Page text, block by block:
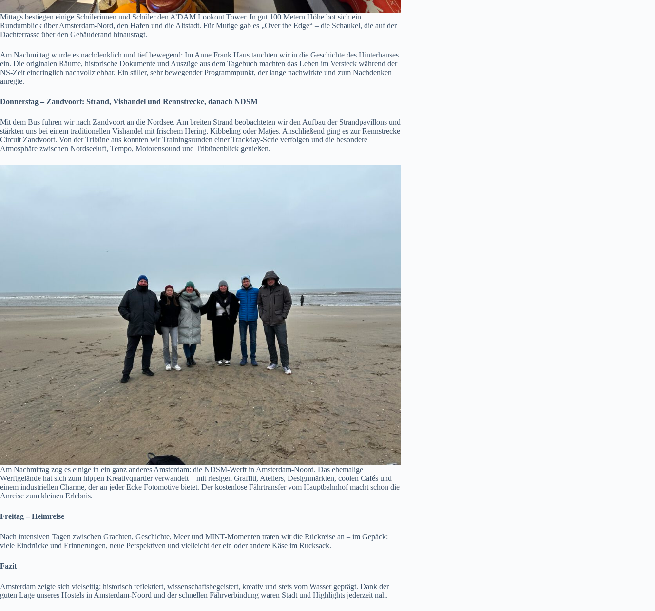
Mittags bestiegen einige Schülerinnen und Schüler den A’DAM Lookout Tower. In gut 100 Metern Höhe bot sich ein
Rundumblick über Amsterdam-Nord, den Hafen und die Altstadt. Für Mutige gab es „Over the Edge“ – die Schaukel, die auf der
Dachterrasse über den Gebäuderand hinausragt.
Am Nachmittag wurde es nachdenklich und tief bewegend: Im Anne Frank Haus tauchten wir in die Geschichte des Hinterhauses
ein. Die originalen Räume, historische Dokumente und Auszüge aus dem Tagebuch machten das Leben im Versteck während der
NS-Zeit eindringlich nachvollziehbar. Ein stiller, sehr bewegender Programmpunkt, der lange nachwirkte und zum Nachdenken
anregte.
Donnerstag – Zandvoort: Strand, Vishandel und Rennstrecke, danach NDSM
Mit dem Bus fuhren wir nach Zandvoort an die Nordsee. Am breiten Strand beobachteten wir den Aufbau der Strandpavillons und
stärkten uns bei einem traditionellen Vishandel mit frischem Hering, Kibbeling oder Matjes. Anschließend ging es zur Rennstrecke
Circuit Zandvoort. Von der Tribüne aus konnten wir Trainingsrunden einer Trackday-Serie verfolgen und die besondere
Atmosphäre zwischen Nordseeluft, Tempo, Motorensound und Tribünenblick genießen.
Am Nachmittag zog es einige in ein ganz anderes Amsterdam: die NDSM-Werft in Amsterdam-Noord. Das ehemalige
Werftgelände hat sich zum hippen Kreativquartier verwandelt – mit riesigen Graffiti, Ateliers, Designmärkten, coolen Cafés und
einem industriellen Charme, der an jeder Ecke Fotomotive bietet. Der kostenlose Fährtransfer vom Hauptbahnhof macht schon die
Anreise zum kleinen Erlebnis.
Freitag – Heimreise
Nach intensiven Tagen zwischen Grachten, Geschichte, Meer und MINT-Momenten traten wir die Rückreise an – im Gepäck:
viele Eindrücke und Erinnerungen, neue Perspektiven und vielleicht der ein oder andere Käse im Rucksack.
Fazit
Amsterdam zeigte sich vielseitig: historisch reflektiert, wissenschaftsbegeistert, kreativ und stets vom Wasser geprägt. Dank der
guten Lage unseres Hostels in Amsterdam-Noord und der schnellen Fährverbindung waren Stadt und Highlights jederzeit nah.